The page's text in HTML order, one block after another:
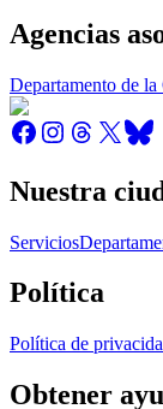
Agencias
Departamento de
Nuestra
Servicios
Política
Política de
Obtener